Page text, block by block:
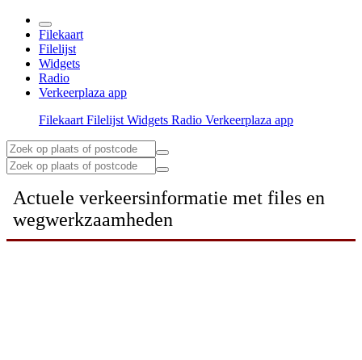
Filekaart
Filelijst
Widgets
Radio
Verkeerplaza app
Filekaart Filelijst Widgets Radio Verkeerplaza app
Actuele verkeersinformatie met files en
wegwerkzaamheden